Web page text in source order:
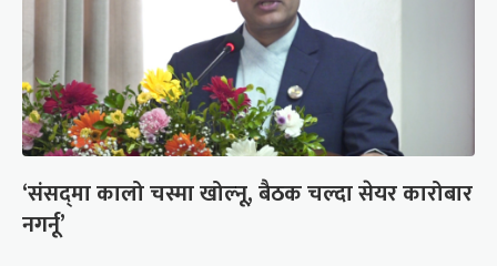
‘संसद्‍मा कालो चस्मा खोल्नू, बैठक चल्दा सेयर कारोबार
नगर्नू’